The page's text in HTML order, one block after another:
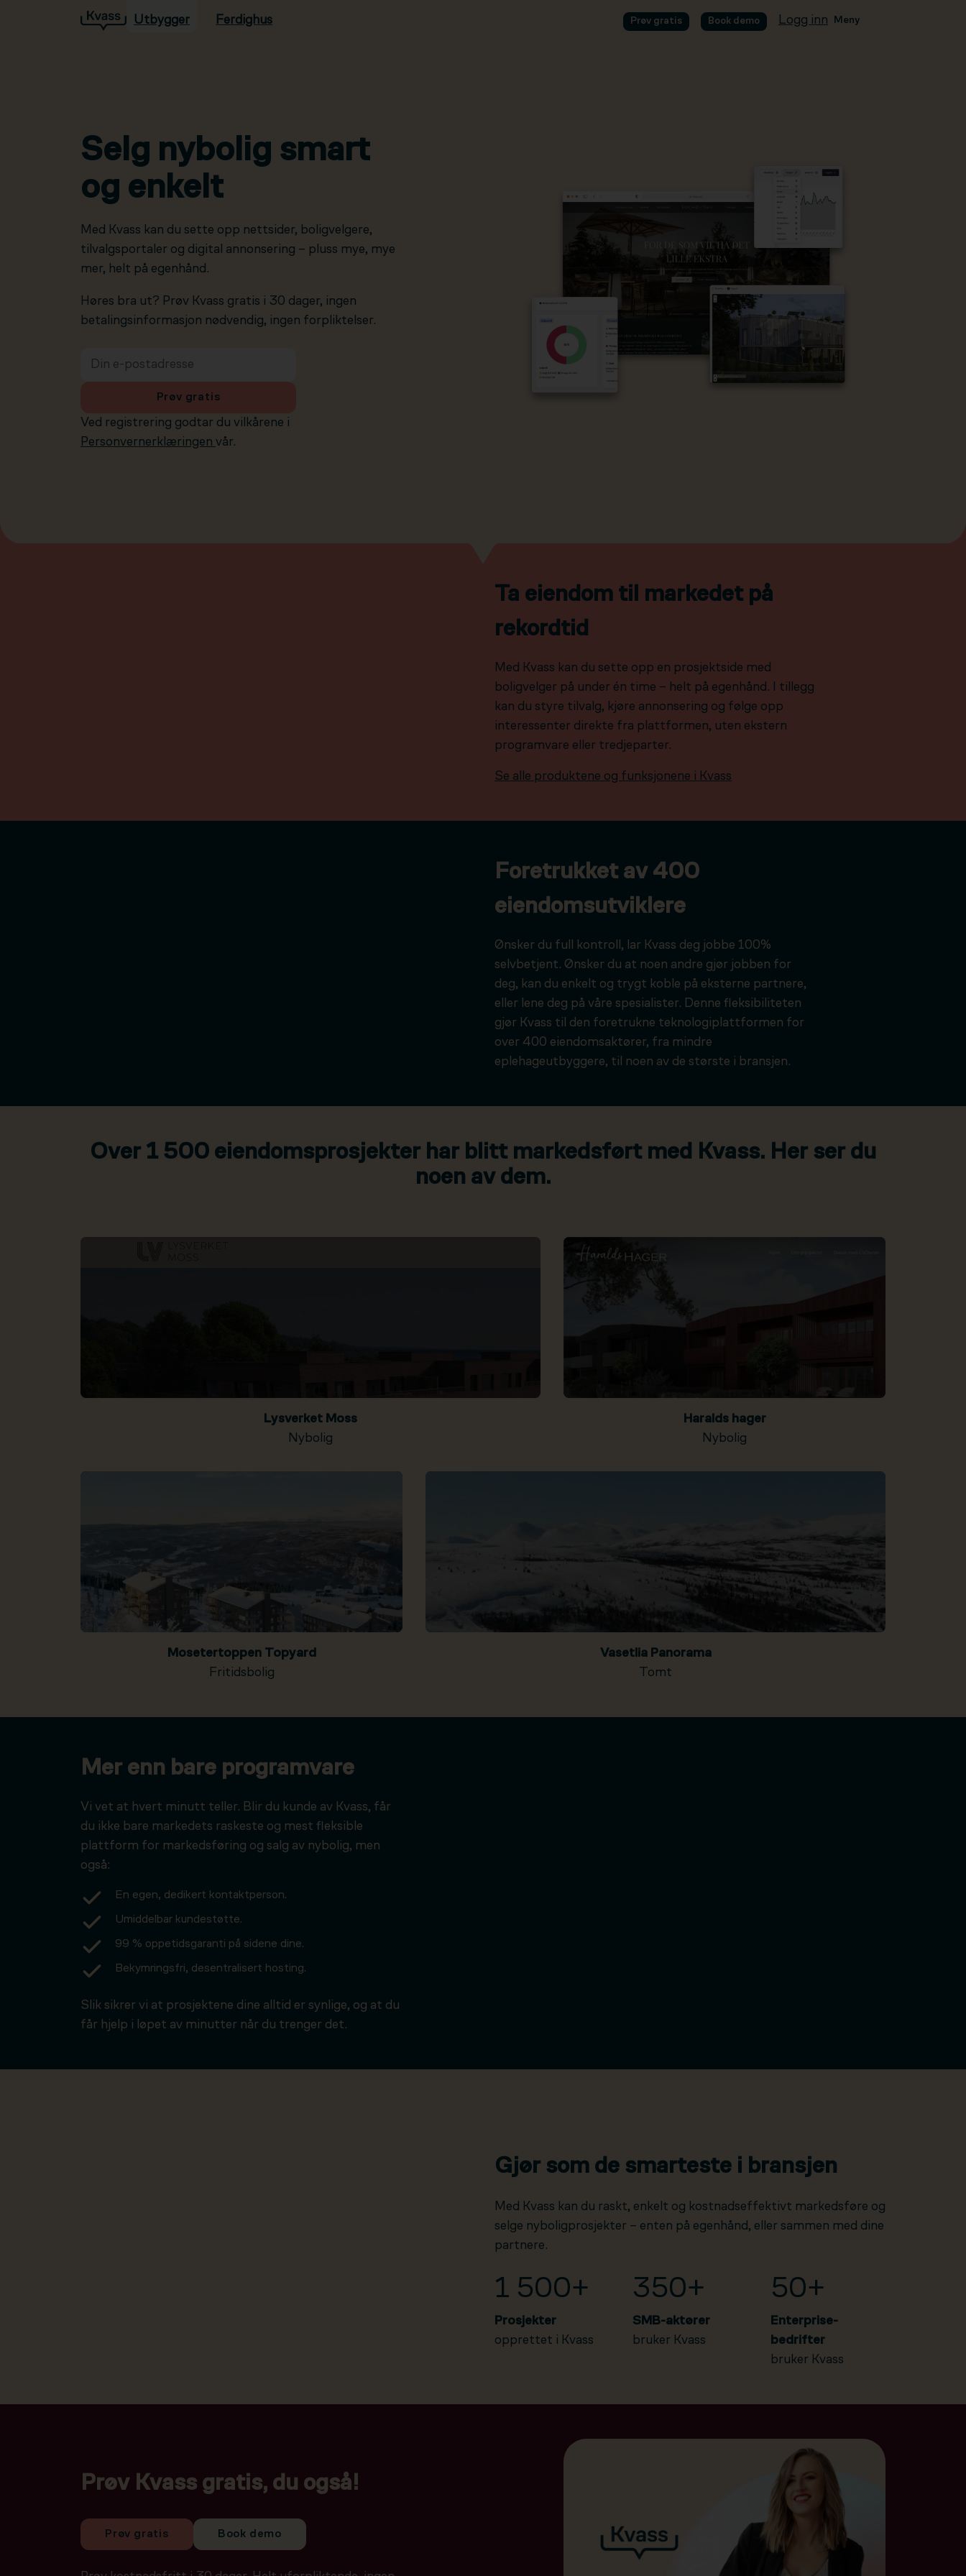
Hopp til hovedinnholdUtbygger Ferdighus Prøv gratis Book demo Logg inn Meny
Selg nybolig smart
og enkelt
Med Kvass kan du sette opp nettsider, boligvelgere,
tilvalgsportaler og digital annonsering – pluss mye, mye
mer, helt på egenhånd.
Høres bra ut? Prøv Kvass gratis i 30 dager, ingen
betalingsinformasjon nødvendig, ingen forpliktelser.
Ved registrering godtar du vilkårene i
Personvernerklæringen vår.
Prøv gratis
Ta eiendom til markedet på
rekordtid
Med Kvass kan du sette opp en prosjektside med
boligvelger på under én time – helt på egenhånd. I tillegg
kan du styre tilvalg, kjøre annonsering og følge opp
interessenter direkte fra plattformen, uten ekstern
programvare eller tredjeparter.
Se alle produktene og funksjonene i Kvass
Foretrukket av 400
eiendomsutviklere
Ønsker du full kontroll, lar Kvass deg jobbe 100%
selvbetjent. Ønsker du at noen andre gjør jobben for
deg, kan du enkelt og trygt koble på eksterne partnere,
eller lene deg på våre spesialister. Denne fleksibiliteten
gjør Kvass til den foretrukne teknologiplattformen for
over 400 eiendomsaktører, fra mindre
eplehageutbyggere, til noen av de største i bransjen.
Over 1 500 eiendomsprosjekter har blitt markedsført med Kvass. Her ser du
noen av dem.
Lysverket Moss
Nybolig
Haralds hager
Nybolig
Mosetertoppen Topyard
Fritidsbolig
Vasetlia Panorama
Tomt
Mer enn bare programvare
Vi vet at hvert minutt teller. Blir du kunde av Kvass, får
du ikke bare markedets raskeste og mest fleksible
plattform for markedsføring og salg av nybolig, men
også:
En egen, dedikert kontaktperson.
Umiddelbar kundestøtte.
99 % oppetidsgaranti på sidene dine.
Bekymringsfri, desentralisert hosting.
Slik sikrer vi at prosjektene dine alltid er synlige, og at du
får hjelp i løpet av minutter når du trenger det.
Gjør som de smarteste i bransjen
Med Kvass kan du raskt, enkelt og kostnadseffektivt markedsføre og
selge nyboligprosjekter – enten på egenhånd, eller sammen med dine
partnere.
1 500+
Prosjekter
opprettet i Kvass
350+
SMB-aktører
bruker Kvass
50+
Enterprise-
bedrifter
bruker Kvass
Prøv Kvass gratis, du også!
Prøv gratis Book demo